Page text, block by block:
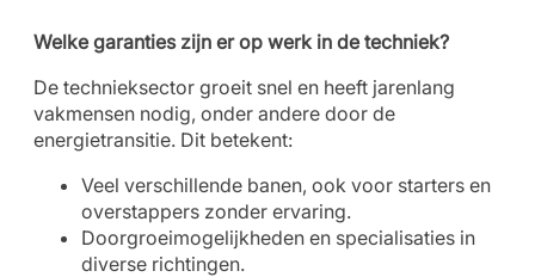
Welke garanties zijn er op werk in de techniek?
De technieksector groeit snel en heeft jarenlang
vakmensen nodig, onder andere door de
energietransitie. Dit betekent:
Veel verschillende banen, ook voor starters en
overstappers zonder ervaring.
Doorgroeimogelijkheden en specialisaties in
diverse richtingen.